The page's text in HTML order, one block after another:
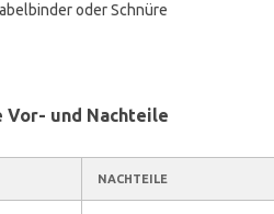
oder Schnüre
Vor- und Nachteile
NACHTEILE